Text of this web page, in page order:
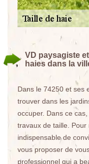
VD paysagiste
haies dans la
Dans le 74250 et ses
trouver dans les
occuper. Dans ce
travaux de taille.
indispensable de
vous proposer de
professionnel qui a